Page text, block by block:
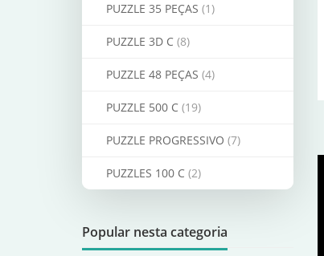
PUZZLE 35 PEÇAS (1)
PUZZLE 3D C (8)
PUZZLE 48 PEÇAS (4)
PUZZLE 500 C (19)
PUZZLE PROGRESSIVO (7)
PUZZLES 100 C (2)
Popular nesta categoria